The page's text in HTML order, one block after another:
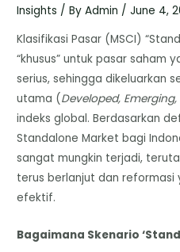
Insights / ByAdmin /June 4,
Klasifikasi Pasar (MSCI)
“khusus” untuk pasar saham
serius, sehingga dikeluarkan
utama (Developed,
indeks global. Berdasarkan
Standalone Market bagi
sangat mungkin terjadi,
terus berlanjut dan reformasi
efektif.
Bagaimana Skenario